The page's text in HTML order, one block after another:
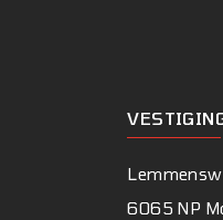
6065 NP